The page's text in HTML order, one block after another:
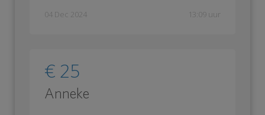
04 Dec 2024 13:09 uur
€ 25
Anneke